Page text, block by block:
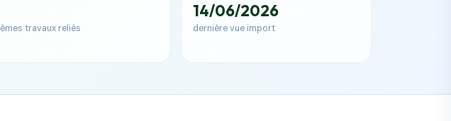
travaux reliés
14/06/2026
dernière vue import